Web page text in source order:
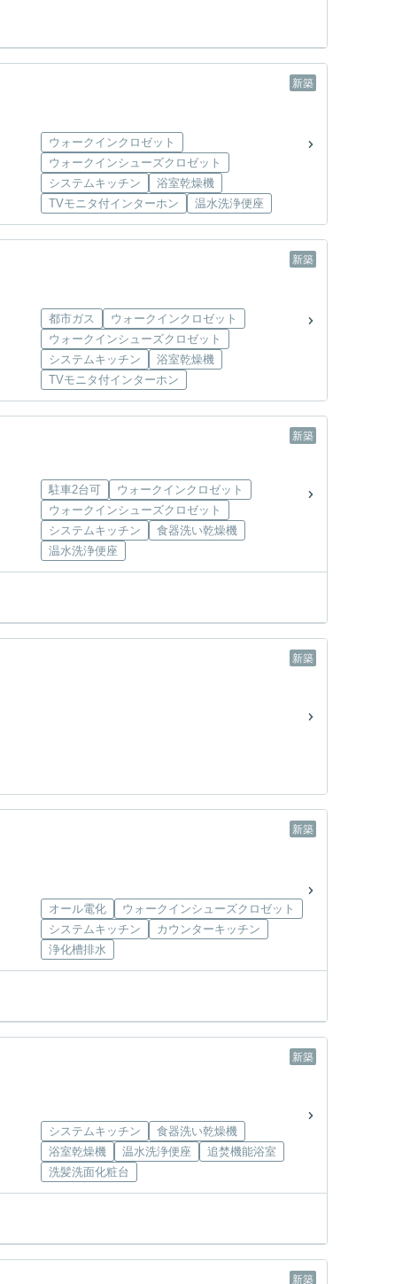
新築
ウォークインクロゼット
ウォークインシューズクロゼット
システムキッチン
浴室乾燥機
TVモニタ付インターホン
温水洗浄便座
新築
都市ガス
ウォークインクロゼット
ウォークインシューズクロゼット
システムキッチン
浴室乾燥機
TVモニタ付インターホン
新築
駐車2台可
ウォークインクロゼット
ウォークインシューズクロゼット
システムキッチン
食器洗い乾燥機
温水洗浄便座
新築
新築
オール電化
ウォークインシューズクロゼット
システムキッチン
カウンターキッチン
浄化槽排水
新築
システムキッチン
食器洗い乾燥機
浴室乾燥機
温水洗浄便座
追焚機能浴室
洗髪洗面化粧台
新築